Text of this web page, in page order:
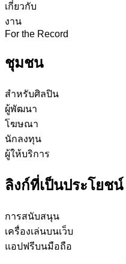
เกี่ยวกับ
งาน
For the Record
ชุมชน
สำหรับศิลปิน
ผู้พัฒนา
โฆษณา
นักลงทุน
ผู้ให้บริการ
ลิงก์ที่เป็นประโยชน์
การสนับสนุน
เครื่องเล่นบนเว็บ
แอปฟรีบนมือถือ